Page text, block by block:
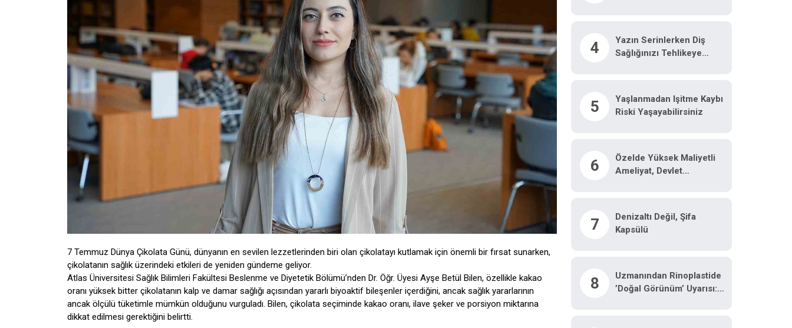
7 Temmuz Dünya Çikolata Günü, dünyanın en sevilen lezzetlerinden biri olan çikolatayı kutlamak için önemli bir fırsat sunarken,
çikolatanın sağlık üzerindeki etkileri de yeniden gündeme geliyor.
Atlas Üniversitesi Sağlık Bilimleri Fakültesi Beslenme ve Diyetetik Bölümü’nden Dr. Öğr. Üyesi Ayşe Betül Bilen, özellikle kakao
oranı yüksek bitter çikolatanın kalp ve damar sağlığı açısından yararlı biyoaktif bileşenler içerdiğini, ancak sağlık yararlarının
ancak ölçülü tüketimle mümkün olduğunu vurguladı. Bilen, çikolata seçiminde kakao oranı, ilave şeker ve porsiyon miktarına
dikkat edilmesi gerektiğini belirtti.
Çıkacağım"
4
Yazın Serinlerken Diş
Sağlığınızı Tehlikeye
5
Yaşlanmadan Işitme Kaybı
Riski Yaşayabilirsiniz
6
Özelde Yüksek Maliyetli
Ameliyat, Devlet
7
Denizaltı Değil, Şifa
Kapsülü
8
Uzmanından Rinoplastide
’doğal Görünüm’ Uyarısı: